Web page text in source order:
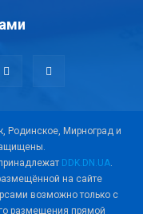
Родинское, Мирноград и
DDK.DN.UA.
на сайте
возможно только с
размещения прямой